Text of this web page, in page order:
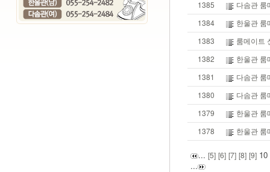
1385
다솜관 룸
1384
한울관 룸
1383
룸메이트
1382
한울관 룸
1381
다솜관 룸
1380
다솜관 룸
1379
한울관 룸
1378
한울관 룸
... [5] [6] [7] [8] [9] 10
...